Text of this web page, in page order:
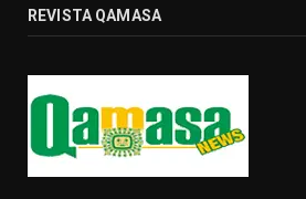
REVISTA QAMASA